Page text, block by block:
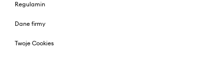
Regulamin
Dane firmy
Twoje Cookies